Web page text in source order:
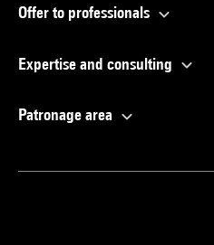
Offer to professionals
Expertise and consulting
Patronage area